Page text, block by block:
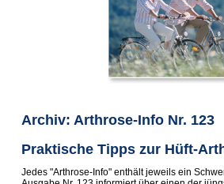
Archiv: Arthrose-Info Nr. 123
Praktische Tipps zur Hüft-
Jedes "Arthrose-Info" enthält jeweils ein